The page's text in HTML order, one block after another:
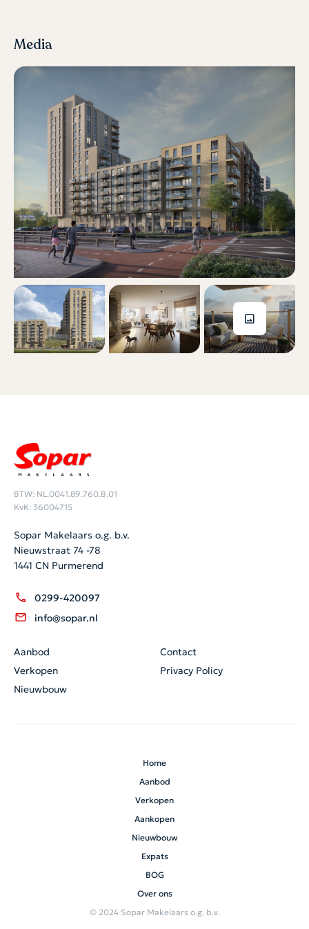
Media
BTW: NL.0041.89.760.B.01
KvK: 36004715
Sopar Makelaars o.g. b.v.
Nieuwstraat 74 -78
1441 CN Purmerend
0299-420097
info@sopar.nl
Aanbod
Verkopen
Nieuwbouw
Contact
Privacy Policy
Home
Aanbod
Verkopen
Aankopen
Nieuwbouw
Expats
BOG
Over ons
© 2024 Sopar Makelaars o.g. b.v.